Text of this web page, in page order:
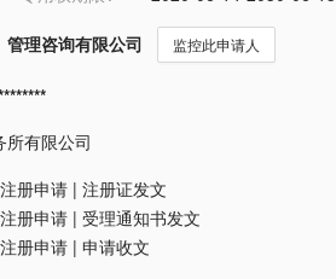
理咨询有限公司 监控此申请人
所有限公司
册申请 | 注册证发文
册申请 | 受理通知书发文
册申请 | 申请收文